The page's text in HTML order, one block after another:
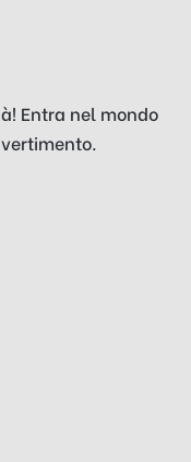
Entra nel mondo